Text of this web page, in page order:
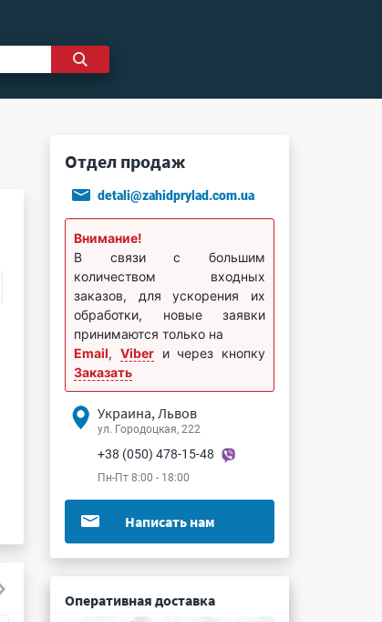
Отдел продаж
detali@zahidprylad.com.ua
Внимание!
В связи с большим
количеством входных
заказов, для ускорения их
обработки, новые заявки
принимаются только на
Email, Viberи через кнопку
Заказать
Украина, Львов
ул. Городоцкая, 222
+38 (050) 478-15-48
Пн-Пт 8:00 - 18:00
Написать нам
Оперативная доставка